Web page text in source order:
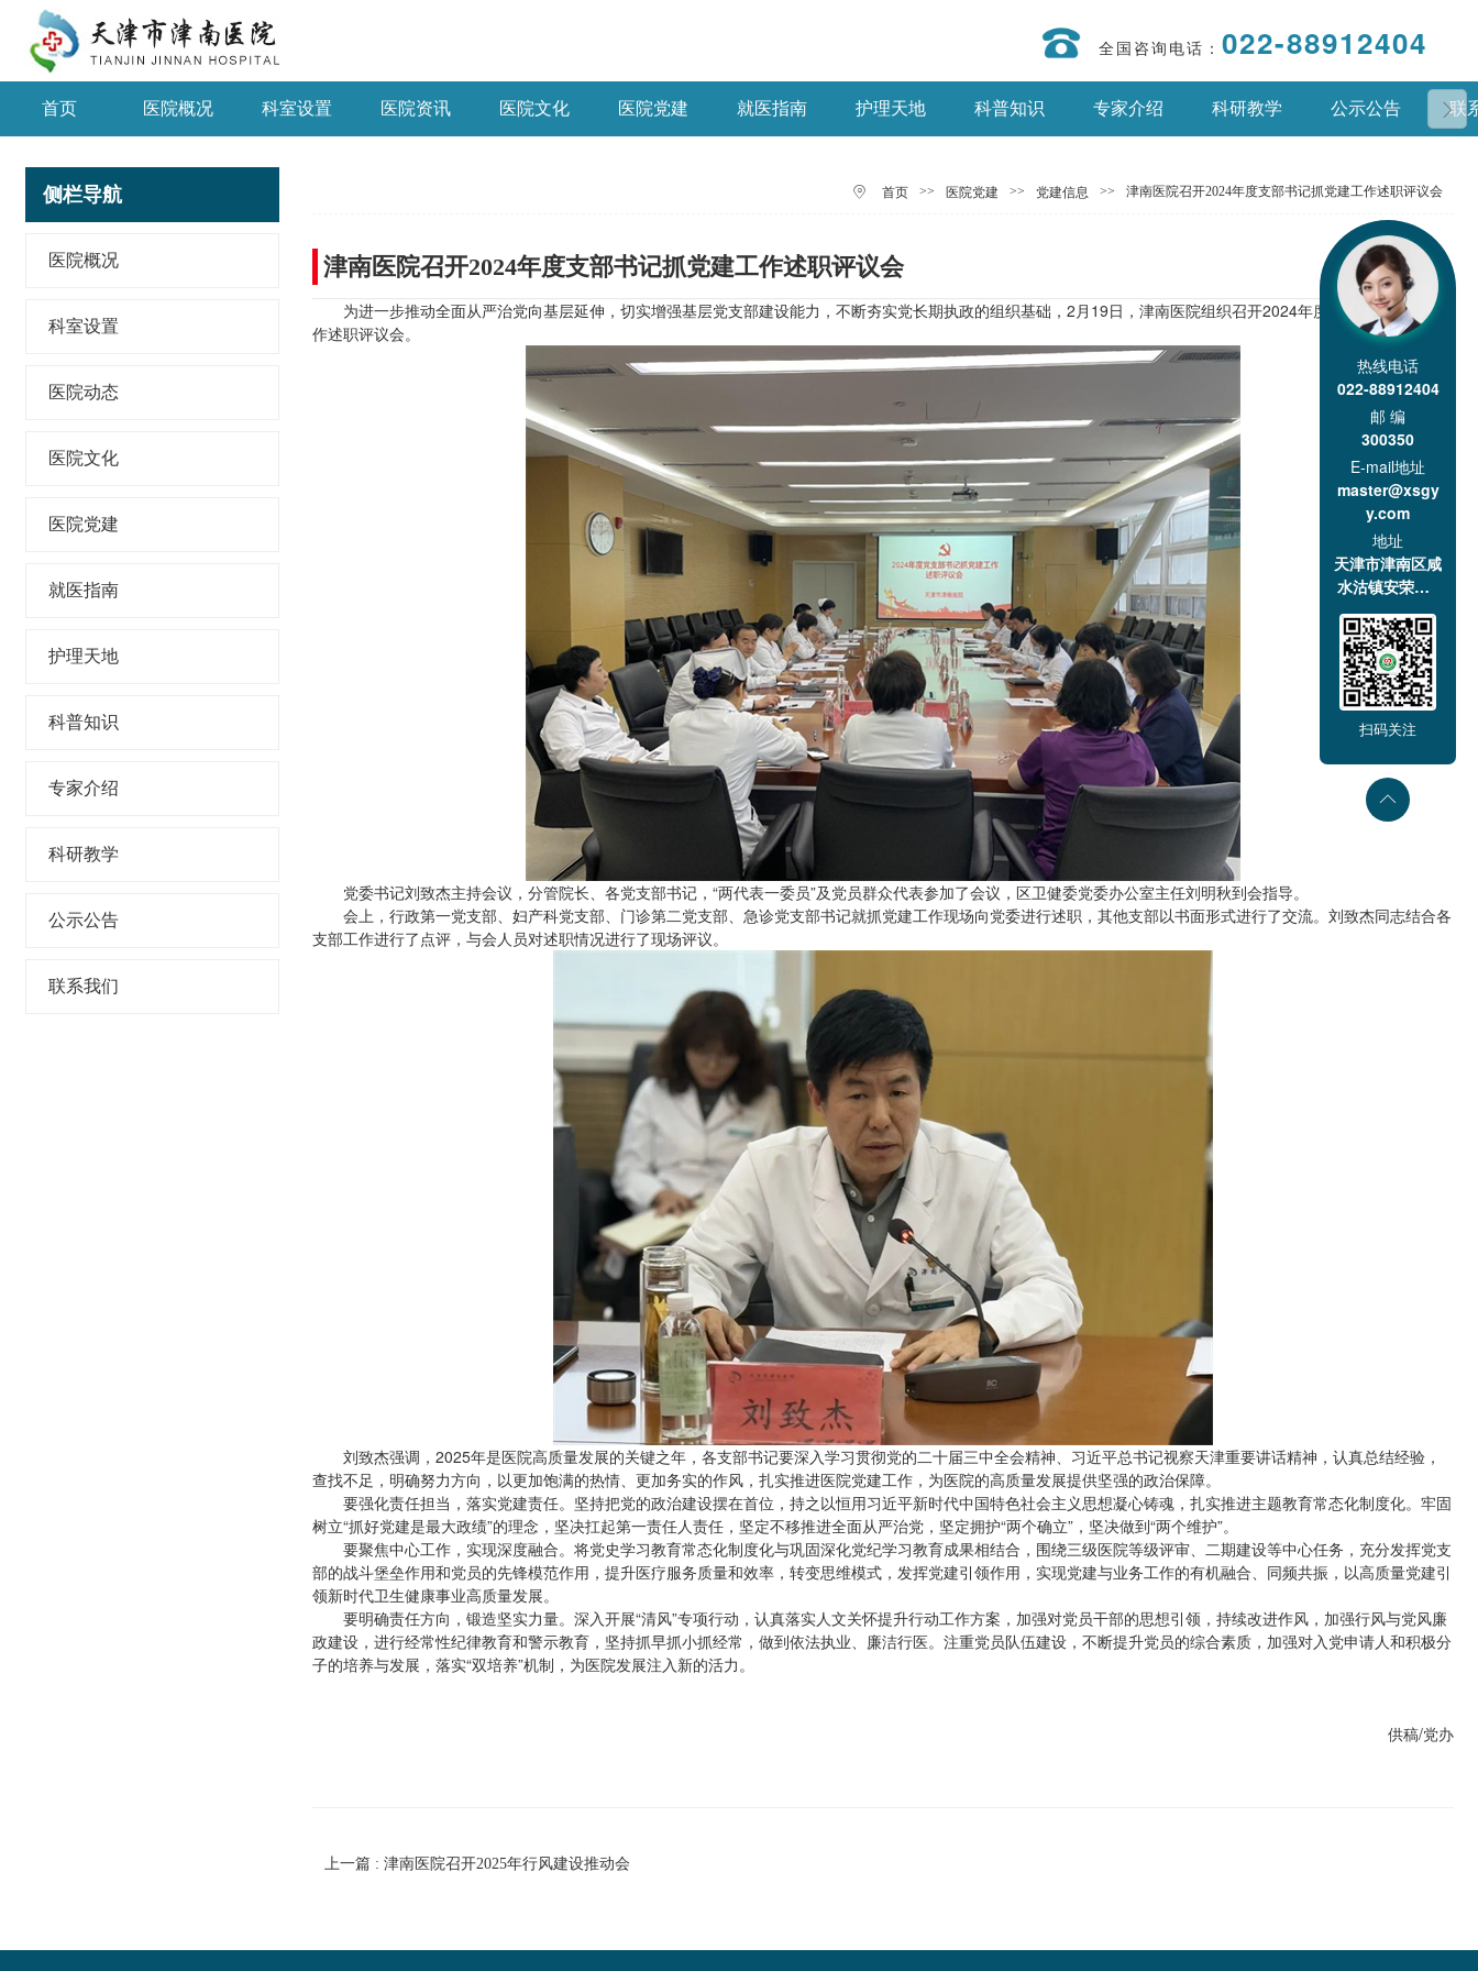
全国咨询电话： 022-88912404
首页 医院概况 科室设置 医院资讯 医院文化 医院党建 就医指南 护理天地 科普知识 专家介绍 科研教学 公示公告 联
侧栏导航
医院概况
科室设置
医院动态
医院文化
医院党建
就医指南
护理天地
科普知识
专家介绍
科研教学
公示公告
联系我们
首页 >> 医院党建 >> 党建信息 >> 津南医院召开2024年度支部书记抓党建工作述职评议会
津南医院召开2024年度支部书记抓党建工作述职评议会
为进一步推动全面从严治党向基层延伸，切实增强基层党支部建设能力，不断夯实党长期执政的组织基础，2月19日，津南医院组织召开2024年度支部书记抓党建工
作述职评议会。
党委书记刘致杰主持会议，分管院长、各党支部书记，“两代表一委员”及党员群众代表参加了会议，区卫健委党委办公室主任刘明秋到会指导。
会上，行政第一党支部、妇产科党支部、门诊第二党支部、急诊党支部书记就抓党建工作现场向党委进行述职，其他支部以书面形式进行了交流。刘致杰同志结合各
支部工作进行了点评，与会人员对述职情况进行了现场评议。
刘致杰强调，2025年是医院高质量发展的关键之年，各支部书记要深入学习贯彻党的二十届三中全会精神、习近平总书记视察天津重要讲话精神，认真总结经验，
查找不足，明确努力方向，以更加饱满的热情、更加务实的作风，扎实推进医院党建工作，为医院的高质量发展提供坚强的政治保障。
要强化责任担当，落实党建责任。坚持把党的政治建设摆在首位，持之以恒用习近平新时代中国特色社会主义思想凝心铸魂，扎实推进主题教育常态化制度化。牢固
树立“抓好党建是最大政绩”的理念，坚决扛起第一责任人责任，坚定不移推进全面从严治党，坚定拥护“两个确立”，坚决做到“两个维护”。
要聚焦中心工作，实现深度融合。将党史学习教育常态化制度化与巩固深化党纪学习教育成果相结合，围绕三级医院等级评审、二期建设等中心任务，充分发挥党支
部的战斗堡垒作用和党员的先锋模范作用，提升医疗服务质量和效率，转变思维模式，发挥党建引领作用，实现党建与业务工作的有机融合、同频共振，以高质量党建引
领新时代卫生健康事业高质量发展。
要明确责任方向，锻造坚实力量。深入开展“清风”专项行动，认真落实人文关怀提升行动工作方案，加强对党员干部的思想引领，持续改进作风，加强行风与党风廉
政建设，进行经常性纪律教育和警示教育，坚持抓早抓小抓经常，做到依法执业、廉洁行医。注重党员队伍建设，不断提升党员的综合素质，加强对入党申请人和积极分
子的培养与发展，落实“双培养”机制，为医院发展注入新的活力。
供稿/党办
上一篇 : 津南医院召开2025年行风建设推动会
热线电话
022-88912404
邮 编
300350
E-mail地址
master@xsgy
y.com
地址
天津市津南区咸
水沽镇安荣道1
号
扫码关注